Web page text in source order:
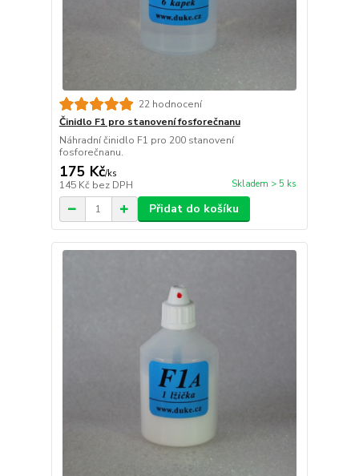
22 hodnocení
Činidlo F1 pro stanovení fosforečnanu
Náhradní činidlo F1 pro 200 stanovení
fosforečnanu.
175 Kč/ks
145 Kč bez DPH Skladem > 5 ks
Přidat do košíku